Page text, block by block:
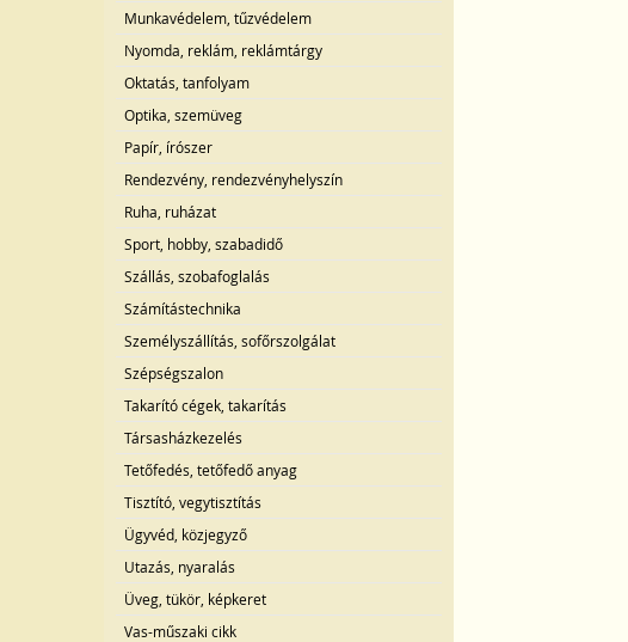
Munkavédelem, tűzvédelem
Nyomda, reklám, reklámtárgy
Oktatás, tanfolyam
Optika, szemüveg
Papír, írószer
Rendezvény, rendezvényhelyszín
Ruha, ruházat
Sport, hobby, szabadidő
Szállás, szobafoglalás
Számítástechnika
Személyszállítás, sofőrszolgálat
Szépségszalon
Takarító cégek, takarítás
Társasházkezelés
Tetőfedés, tetőfedő anyag
Tisztító, vegytisztítás
Ügyvéd, közjegyző
Utazás, nyaralás
Üveg, tükör, képkeret
Vas-műszaki cikk